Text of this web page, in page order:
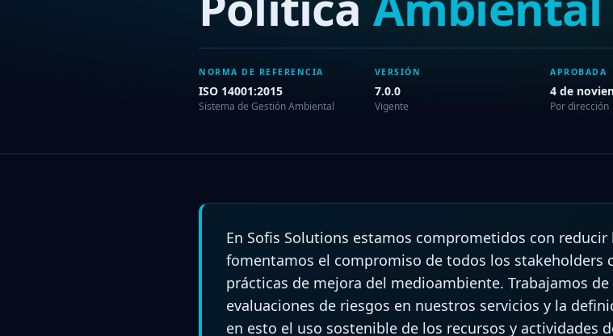
NORMA DE REFERENCIA
ISO 14001:2015
Sistema de Gestión Ambiental
VERSIÓN
7.0.0
Vigente
APROBADA
4 de
Por dirección
En Sofis Solutions estamos comprometidos con
fomentamos el compromiso de todos los stakeholders
prácticas de mejora del medioambiente. Trabajamos
evaluaciones de riesgos en nuestros servicios y la
en esto el uso sostenible de los recursos y actividades